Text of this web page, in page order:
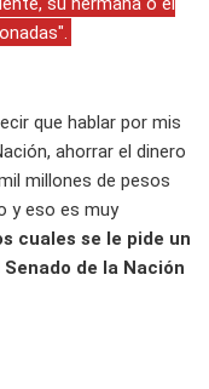
que hablar por mis
ahorrar el dinero
millones de pesos
y eso es muy
cuales se le pide un
de la Nación